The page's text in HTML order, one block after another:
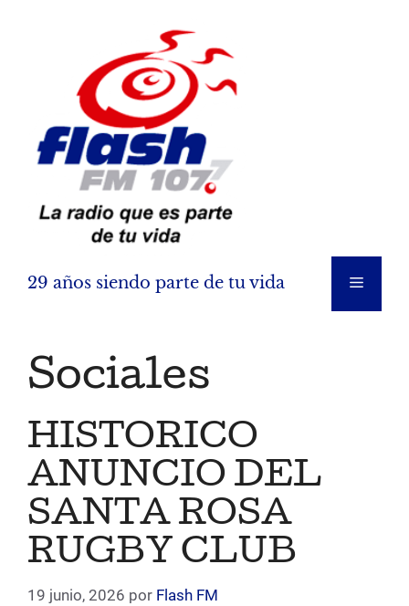
29 años siendo parte de tu vida Menú
Sociales
HISTORICO
ANUNCIO DEL
SANTA ROSA
RUGBY CLUB
19 junio, 2026 por Flash FM